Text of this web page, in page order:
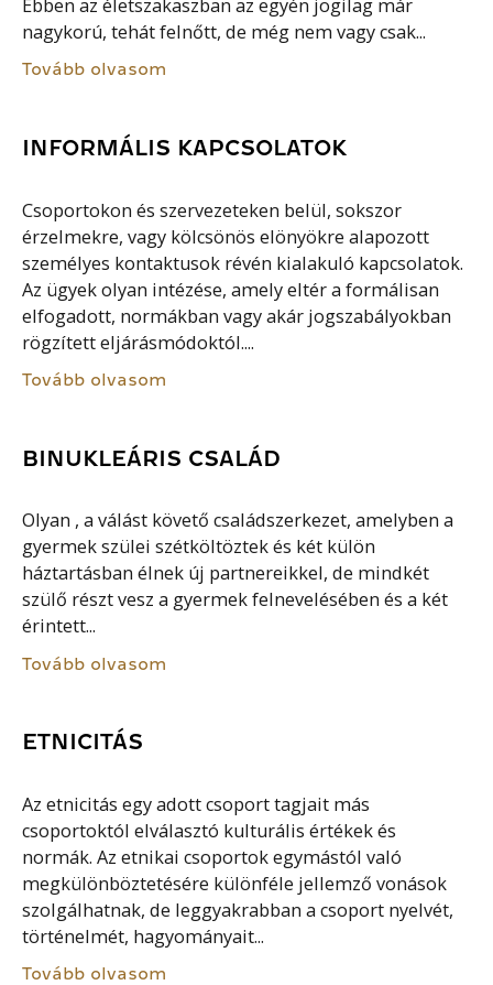
Ebben az életszakaszban az egyén jogilag már
nagykorú, tehát felnőtt, de még nem vagy csak...
Tovább olvasom
INFORMÁLIS KAPCSOLATOK
Csoportokon és szervezeteken belül, sokszor
érzelmekre, vagy kölcsönös elönyökre alapozott
személyes kontaktusok révén kialakuló kapcsolatok.
Az ügyek olyan intézése, amely eltér a formálisan
elfogadott, normákban vagy akár jogszabályokban
rögzített eljárásmódoktól....
Tovább olvasom
BINUKLEÁRIS CSALÁD
Olyan , a válást követő családszerkezet, amelyben a
gyermek szülei szétköltöztek és két külön
háztartásban élnek új partnereikkel, de mindkét
szülő részt vesz a gyermek felnevelésében és a két
érintett...
Tovább olvasom
ETNICITÁS
Az etnicitás egy adott csoport tagjait más
csoportoktól elválasztó kulturális értékek és
normák. Az etnikai csoportok egymástól való
megkülönböztetésére különféle jellemző vonások
szolgálhatnak, de leggyakrabban a csoport nyelvét,
történelmét, hagyományait...
Tovább olvasom